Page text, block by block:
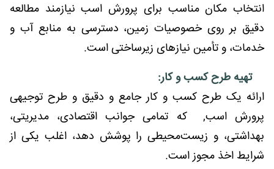
انتخاب مکان مناسب برای پرورش اسب نیازمند مطالعه
دقیق بر روی خصوصیات زمین، دسترسی به منابع آب و
خدمات، و تأمین نیازهای زیرساختی است.
تهیه طرح کسب و کار:
ارائه یک طرح کسب و کار جامع و دقیق و طرح توجیهی
پرورش اسب, که تمامی جوانب اقتصادی، مدیریتی،
بهداشتی، و زیست‌محیطی را پوشش دهد، اغلب یکی از
شرایط اخذ مجوز است.